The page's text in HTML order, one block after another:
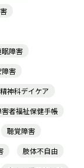
眠障害
障害
精神科デイケア
者福祉保健手帳
聴覚障害
肢体不自由